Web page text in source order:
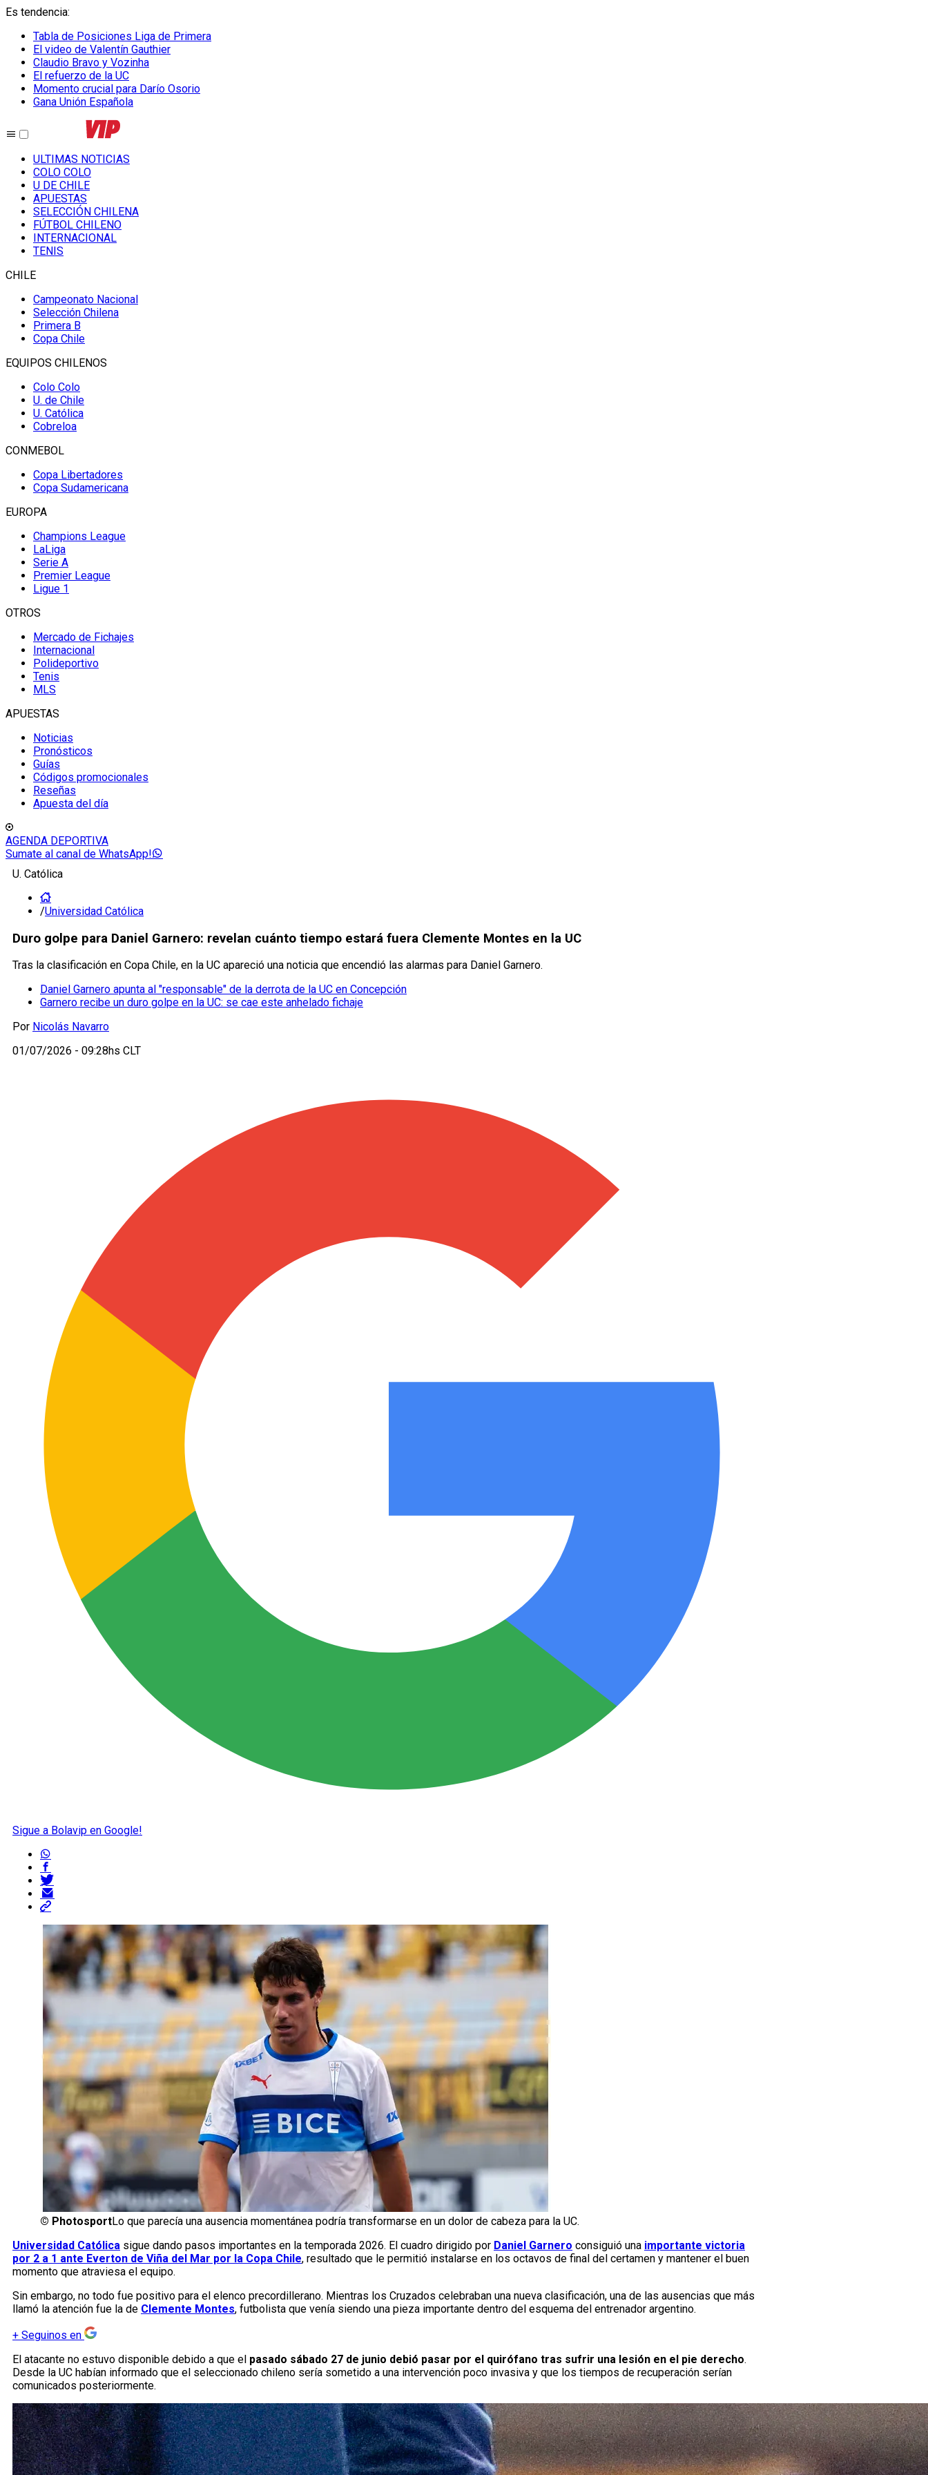
Es tendencia:
Tabla de Posiciones Liga de Primera
El video de Valentín Gauthier
Claudio Bravo y Vozinha
El refuerzo de la UC
Momento crucial para Darío Osorio
Gana Unión Española
ULTIMAS NOTICIAS
COLO COLO
U DE CHILE
APUESTAS
SELECCIÓN CHILENA
FÚTBOL CHILENO
INTERNACIONAL
TENIS
CHILE
Campeonato Nacional
Selección Chilena
Primera B
Copa Chile
EQUIPOS CHILENOS
Colo Colo
U. de Chile
U. Católica
Cobreloa
CONMEBOL
Copa Libertadores
Copa Sudamericana
EUROPA
Champions League
LaLiga
Serie A
Premier League
Ligue 1
OTROS
Mercado de Fichajes
Internacional
Polideportivo
Tenis
MLS
APUESTAS
Noticias
Pronósticos
Guías
Códigos promocionales
Reseñas
Apuesta del día
AGENDA DEPORTIVA
Sumate al canal de WhatsApp!
U. Católica
/Universidad Católica
Duro golpe para Daniel Garnero: revelan cuánto tiempo estará fuera Clemente Montes en la UC
Tras la clasificación en Copa Chile, en la UC apareció una noticia que encendió las alarmas para Daniel Garnero.
Daniel Garnero apunta al "responsable" de la derrota de la UC en Concepción
Garnero recibe un duro golpe en la UC: se cae este anhelado fichaje
Por Nicolás Navarro
01/07/2026 - 09:28hs CLT
Sigue a Bolavip en Google!
© PhotosportLo que parecía una ausencia momentánea podría transformarse en un dolor de cabeza para la UC.
Universidad Católica sigue dando pasos importantes en la temporada 2026. El cuadro dirigido por Daniel Garnero consiguió una importante victoria
por 2 a 1 ante Everton de Viña del Mar por la Copa Chile, resultado que le permitió instalarse en los octavos de final del certamen y mantener el buen
momento que atraviesa el equipo.
Sin embargo, no todo fue positivo para el elenco precordillerano. Mientras los Cruzados celebraban una nueva clasificación, una de las ausencias que más
llamó la atención fue la de Clemente Montes, futbolista que venía siendo una pieza importante dentro del esquema del entrenador argentino.
+ Seguinos en
El atacante no estuvo disponible debido a que el pasado sábado 27 de junio debió pasar por el quirófano tras sufrir una lesión en el pie derecho.
Desde la UC habían informado que el seleccionado chileno sería sometido a una intervención poco invasiva y que los tiempos de recuperación serían
comunicados posteriormente.